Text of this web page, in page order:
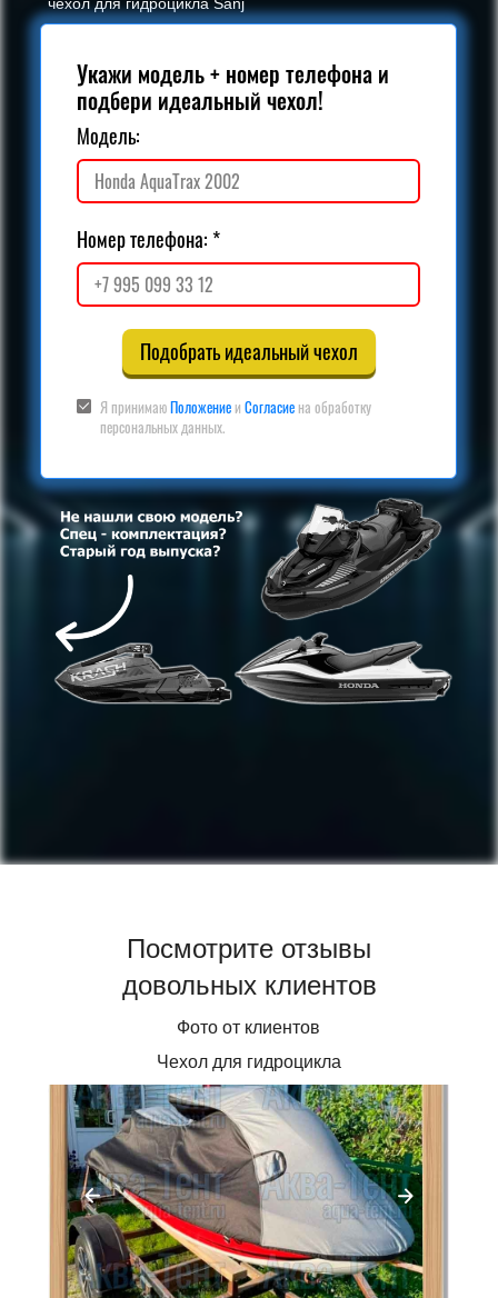
Укажи модель + номер телефона и
подбери идеальный чехол!
Модель:
Номер телефона:
Подобрать идеальный чехол
Я принимаюПоложение иСогласие на обработку
персональных данных.
Посмотрите отзывы
довольных клиентов
Фото от клиентов
Чехол для гидроцикла